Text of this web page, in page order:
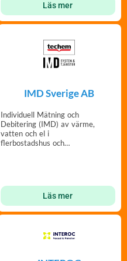
Läs mer
IMD Sverige AB
Individuell Mätning och
Debitering (IMD) av värme,
vatten och el i
flerbostadshus och
Läs mer